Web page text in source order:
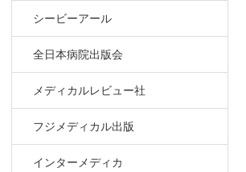
シービーアール
全日本病院出版会
メディカルレビュー社
フジメディカル出版
インターメディカ